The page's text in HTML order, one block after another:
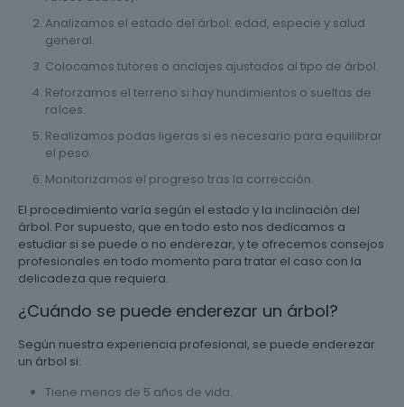
Analizamos el estado del árbol: edad, especie y salud
general.
Colocamos tutores o anclajes ajustados al tipo de árbol.
Reforzamos el terreno si hay hundimientos o sueltas de
raíces.
Realizamos podas ligeras si es necesario para equilibrar
el peso.
Monitorizamos el progreso tras la corrección.
El procedimiento varía según el estado y la inclinación del
árbol. Por supuesto, que en todo esto nos dedicamos a
estudiar si se puede o no enderezar, y te ofrecemos consejos
profesionales en todo momento para tratar el caso con la
delicadeza que requiera.
¿Cuándo se puede enderezar un árbol?
Según nuestra experiencia profesional, se puede enderezar
un árbol si:
Tiene menos de 5 años de vida.